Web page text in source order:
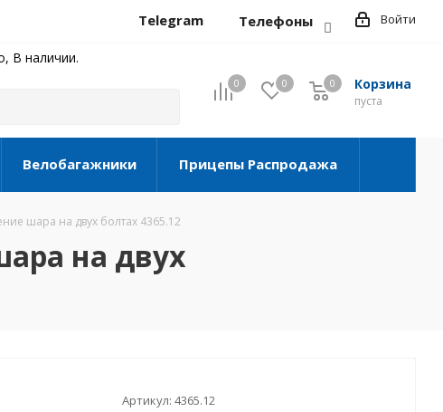
Войти
Telegram Телефоны
В наличии.
0 0 Корзина
0
пуста
0
Велобагажники Прицепы Распродажа
шара на двух болтах 4365.12
на двух
Артикул: 4365.12